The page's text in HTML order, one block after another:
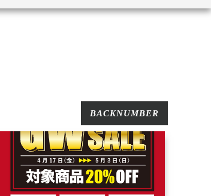
BACKNUMBER